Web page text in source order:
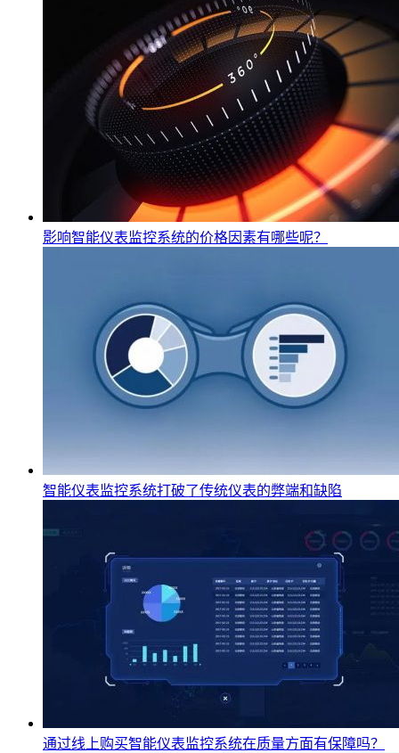
影响智能仪表监控系统的价格因素有哪些呢？
智能仪表监控系统打破了传统仪表的弊端和缺陷
通过线上购买智能仪表监控系统在质量方面有保障吗？